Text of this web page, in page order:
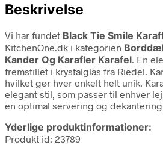
Beskrivelse
Vi har fundet Black Tie Smile
KitchenOne.dk i kategorien
Kander Og Karafler Karafel. En
fremstillet i krystalglas fra Riedel.
hvilket gør hver enkelt helt unik.
elegant stil, som passer til enhver
en optimal servering og
Yderlige produktinformationer:
Produkt id: 23789